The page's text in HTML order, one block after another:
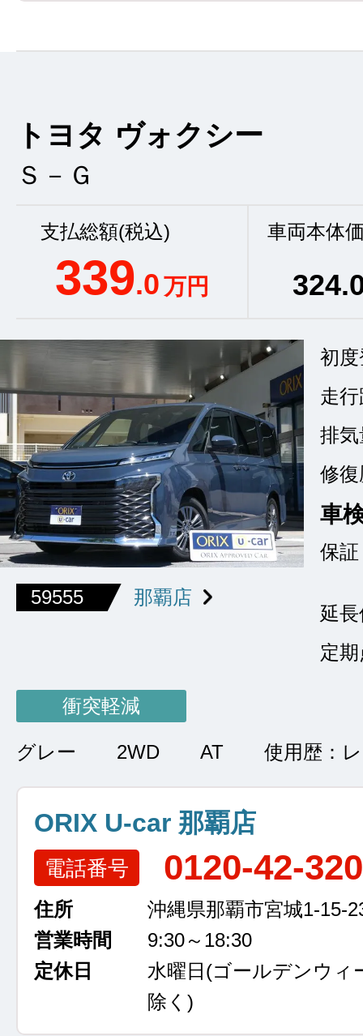
トヨタ ヴォクシー
Ｓ－Ｇ
支払総額(税込)
339.0万円
車両本体
324
59555 那覇店
初
走
排気
修復
車
保証
延
定
衝突軽減
グレー 2WD AT 使用歴：
ORIX U-car 那覇店
電話番号 0120-42-
住所
沖縄県那覇市宮城1-15-
営業時間
9:30～18:30
定休日
水曜日 (ゴールデンウィ
除く)